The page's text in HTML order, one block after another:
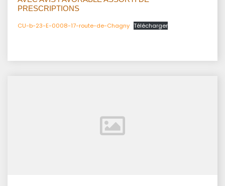
PRESCRIPTIONS
CU-b-23-E-0008-17-route-de-Chagny Télécharger